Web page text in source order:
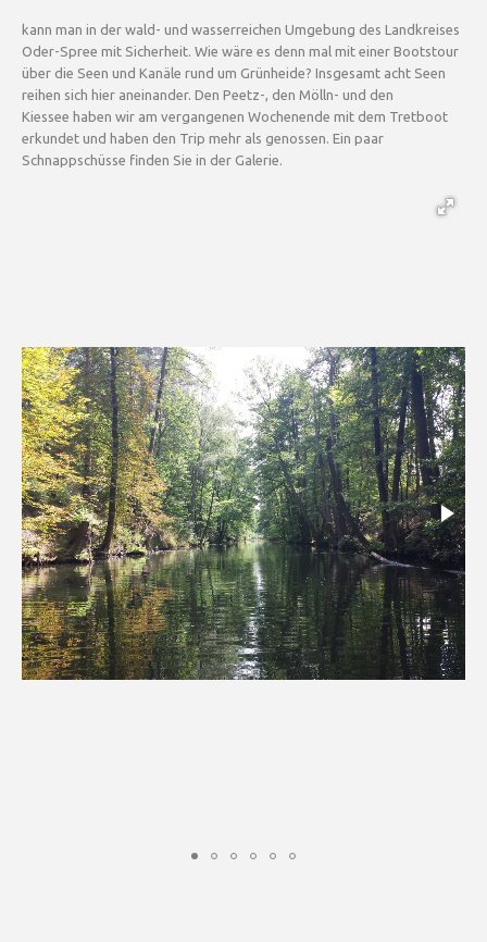
kann man in der wald- und wasserreichen Umgebung des Landkreises
Oder-Spree mit Sicherheit. Wie wäre es denn mal mit einer Bootstour
über die Seen und Kanäle rund um Grünheide? Insgesamt acht Seen
reihen sich hier aneinander. Den Peetz-, den Mölln- und den
Kiessee haben wir am vergangenen Wochenende mit dem Tretboot
erkundet und haben den Trip mehr als genossen. Ein paar
Schnappschüsse finden Sie in der Galerie.